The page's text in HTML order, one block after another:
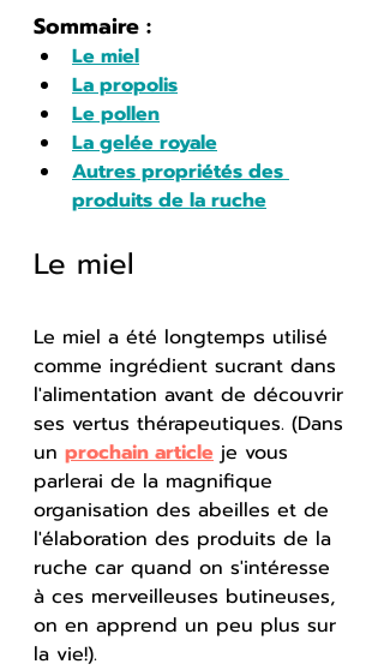
Sommaire :
Le miel
La propolis
Le pollen
La gelée royale
Autres propriétés des
produits de la ruche
Le miel
Le miel a été longtemps utilisé
comme ingrédient sucrant dans
l'alimentation avant de découvrir
ses vertus thérapeutiques. (Dans
un prochain article je vous
parlerai de la magnifique
organisation des abeilles et de
l'élaboration des produits de la
ruche car quand on s'intéresse
à ces merveilleuses butineuses,
on en apprend un peu plus sur
la vie!).